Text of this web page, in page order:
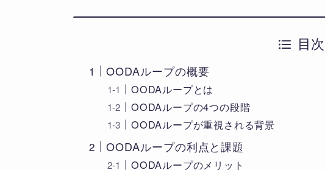
目次
OODAループの概要
OODAループとは
OODAループの4つの段階
OODAループが重視される背景
OODAループの利点と課題
OODAループのメリット